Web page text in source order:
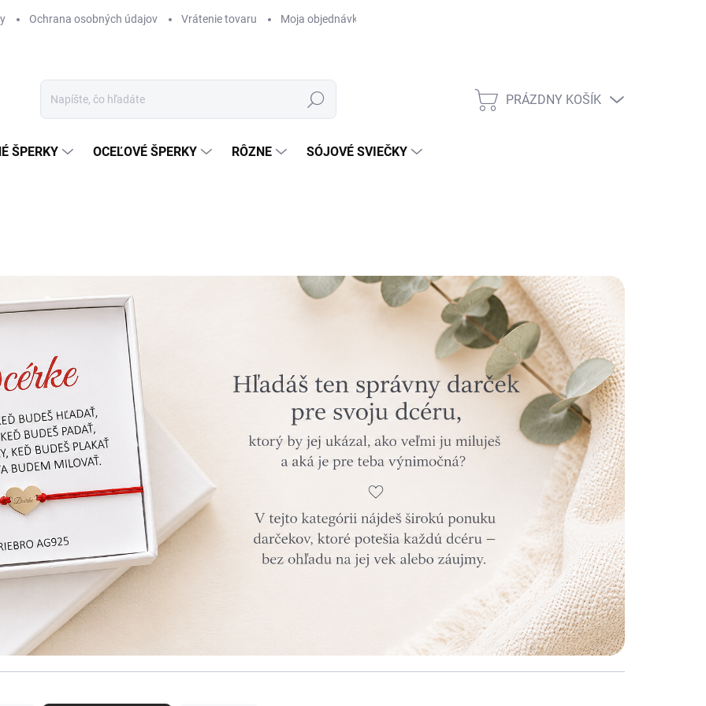
Ochrana osobných údajov Vrátenie tovaru Moja objednávka
Hľadať
NÁKUPNÝ
PRÁZDNY KOŠÍK
ŠPERKY OCEĽOVÉ ŠPERKY RÔZNE SÓJOVÉ SVIEČKY